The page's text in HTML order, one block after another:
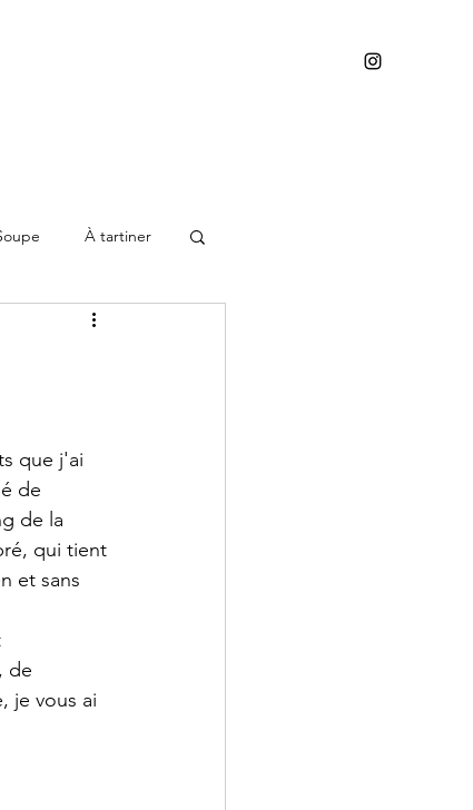
À tartiner
que j'ai
de
de la
qui tient
et sans
de
je vous ai